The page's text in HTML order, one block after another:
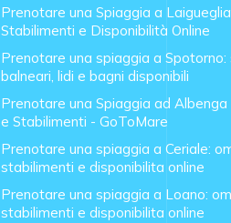
Prenotare una Spiaggia a
Stabilimenti e Disponibilità Online
Prenotare una spiaggia a
balneari, lidi e bagni disponibili
Prenotare una Spiaggia ad Albenga
e Stabilimenti - GoToMare
Prenotare una spiaggia a Ceriale:
stabilimenti e disponibilita online
Prenotare una spiaggia a Loano:
stabilimenti e disponibilita online